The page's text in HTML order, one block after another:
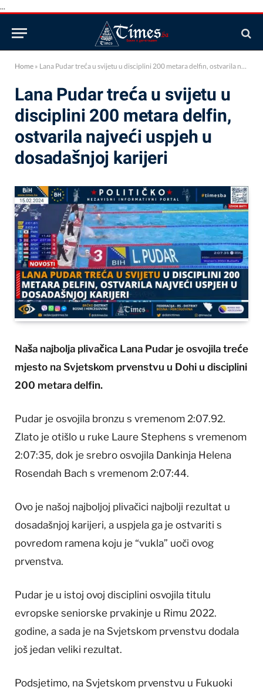
...
Home » Lana Pudar treća u svijetu u disciplini 200 metara delfin, ostvarila najveći uspjeh u dosadašnjoj karijeri
Lana Pudar treća u svijetu u
disciplini 200 metara delfin,
ostvarila najveći uspjeh u
dosadašnjoj karijeri
Naša najbolja plivačica Lana Pudar je osvojila treće
mjesto na Svjetskom prvenstvu u Dohi u disciplini
200 metara delfin.
Pudar je osvojila bronzu s vremenom 2:07.92.
Zlato je otišlo u ruke Laure Stephens s vremenom
2:07:35, dok je srebro osvojila Dankinja Helena
Rosendah Bach s vremenom 2:07:44.
Ovo je našoj najboljoj plivačici najbolji rezultat u
dosadašnjoj karijeri, a uspjela ga je ostvariti s
povredom ramena koju je “vukla” uoči ovog
prvenstva.
Pudar je u istoj ovoj disciplini osvojila titulu
evropske seniorske prvakinje u Rimu 2022.
godine, a sada je na Svjetskom prvenstvu dodala
još jedan veliki rezultat.
Podsjetimo, na Svjetskom prvenstvu u Fukuoki